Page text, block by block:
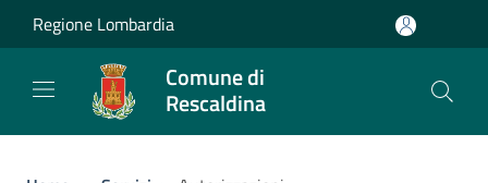
Salta al contenuto principale
Regione Lombardia
Comune di
Rescaldina